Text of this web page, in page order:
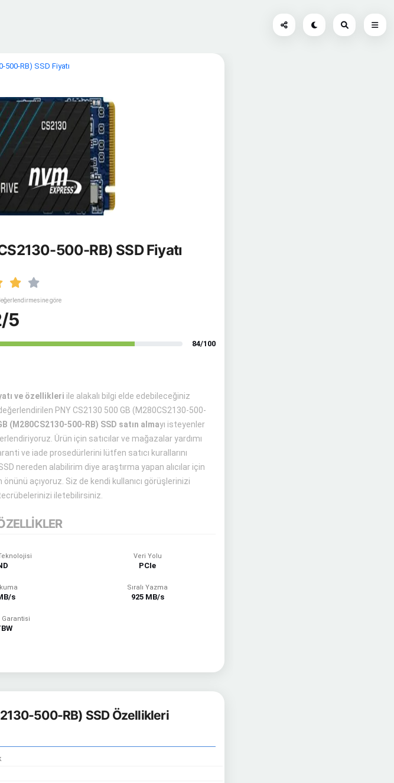
500-RB) SSD Fiyatı
500-RB) SSD Fiyatı
göre
5
84/100
ve özellikleri ile alakalı bilgi elde edebileceğiniz
PNY CS2130 500 GB (M280CS2130-500-
(M280CS2130-500-RB) SSD satın almayı isteyenler
Ürün için satıcılar ve mağazalar yardımı
ve iade prosedürlerini lütfen satıcı kurallarını
nereden alabilirim diye araştırma yapan alıcılar için
açıyoruz. Siz de kendi kullanıcı görüşlerinizi
iletebilirsiniz.
Veri Yolu
PCIe
s
Sıralı Yazma
925 MB/s
500-RB) SSD Özellikleri